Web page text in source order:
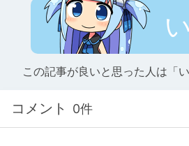
この記事が良いと思った人は「
コメント 0件